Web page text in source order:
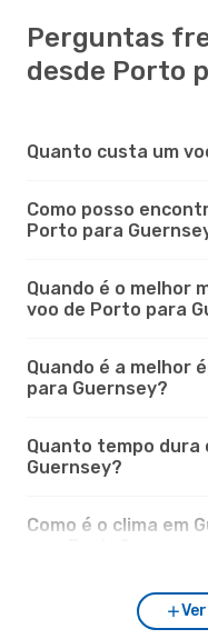
Perguntas
desde Porto
Quanto custa um
Como posso
Porto para
Quando é o melhor
voo de Porto para
Quando é a melhor
para Guernsey?
Quanto tempo dura
Guernsey?
Como é o clima em